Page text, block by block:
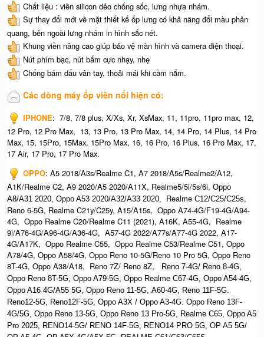
Chất liệu : viền silicon dẻo chống sốc, lưng nhựa nhám.
Sự thay đổi mới về mặt thiết kế ốp lưng có khả năng đổi màu phản
quang, bên ngoài lưng nhám in hình sắc nét.
Khung viền nâng cao giúp bảo vệ màn hình và camera điện thoại.
Nút phím bạc, nút bấm cực nhạy, nhẹ
Chống bám dấu vân tay, thoải mái khi cầm nắm.
Các dòng máy ốp viền nổi hiện có:
IPHONE: 7/8, 7/8 plus, X/Xs, Xr, XsMax, 11, 11pro, 11pro max, 12,
12 Pro, 12 Pro Max, 13, 13 Pro, 13 Pro Max, 14, 14 Pro, 14 Plus, 14 Pro
Max, 15, 15Pro, 15Max, 15Pro Max, 16, 16 Pro, 16 Plus, 16 Pro Max, 17,
17 Air, 17 Pro, 17 Pro Max.
OPPO: A5 2018/A3s/Realme C1, A7 2018/A5s/Realme2/A12,
A1K/Realme C2, A9 2020/A5 2020/A11X, Realme5/5i/5s/6i, Oppo
A8/A31 2020, Oppo A53 2020/A32/A33 2020, Realme C12/C25/C25s,
Reno 6-5G, Realme C21y/C25y, A15/A15s, Oppo A74-4G/F19-4G/A94-
4G, Oppo Realme C20/Realme C11 (2021), A16K, A55-4G, Realme
9i/A76-4G/A96-4G/A36-4G, A57-4G 2022/A77s/A77-4G 2022, A17-
4G/A17K, Oppo Realme C55, Oppo Realme C53/Realme C51, Oppo
A78/4G, Oppo A58/4G, Oppo Reno 10-5G/Reno 10 Pro 5G, Oppo Reno
8T-4G, Oppo A38/A18, Reno 7Z/ Reno 8Z,
Reno 7-4G/ Reno 8-4G,
Oppo Reno 8T-5G, Oppo A79-5G, Oppo Realme C67-4G, Oppo A54-4G,
Oppo A16 4G/A55 5G, Oppo Reno 11-5G, A60-4G, Reno 11F-5G.
Reno12-5G, Reno12F-5G, Oppo A3X / Oppo A3-4G. Oppo Reno 13F-
4G/5G, Oppo Reno 13-5G, Oppo Reno 13 Pro-5G, Realme C65, Oppo A5
Pro 2025, RENO14-5G/ RENO 14F-5G, RENO14 PRO 5G, OP A5 5G/